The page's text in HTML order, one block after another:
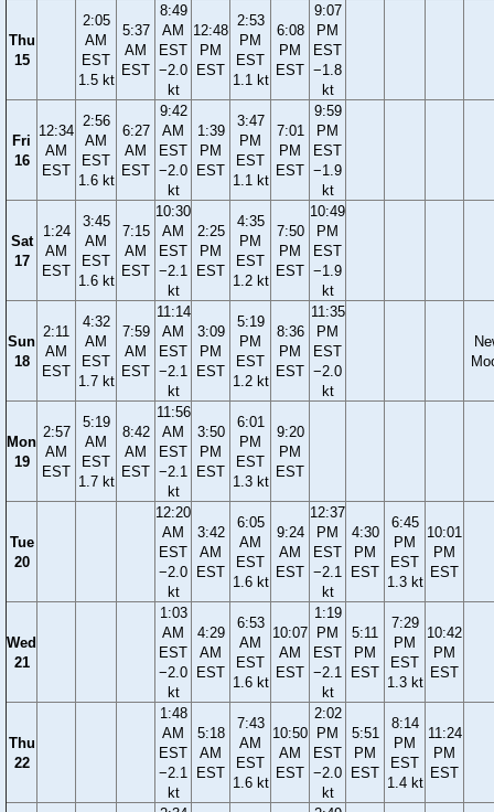
Thu
15
2:05
AM
EST
1.5 kt
5:37
AM
EST
8:49
AM
EST
−2.0
kt
12:48
PM
EST
2:53
PM
EST
1.1 kt
6:08
PM
EST
9:07
PM
EST
−1.8
kt
Fri
16
12:34
AM
EST
2:56
AM
EST
1.6 kt
6:27
AM
EST
9:42
AM
EST
−2.0
kt
1:39
PM
EST
3:47
PM
EST
1.1 kt
7:01
PM
EST
9:59
PM
EST
−1.9
kt
Sat
17
1:24
AM
EST
3:45
AM
EST
1.6 kt
7:15
AM
EST
10:30
AM
EST
−2.1
kt
2:25
PM
EST
4:35
PM
EST
1.2 kt
7:50
PM
EST
10:49
PM
EST
−1.9
kt
Sun
18
2:11
AM
EST
4:32
AM
EST
1.7 kt
7:59
AM
EST
11:14
AM
EST
−2.1
kt
3:09
PM
EST
5:19
PM
EST
1.2 kt
8:36
PM
EST
11:35
PM
EST
−2.0
kt
Mon
19
2:57
AM
EST
5:19
AM
EST
1.7 kt
8:42
AM
EST
11:56
AM
EST
−2.1
kt
3:50
PM
EST
6:01
PM
EST
1.3 kt
9:20
PM
EST
Tue
20
12:20
AM
EST
−2.0
kt
3:42
AM
EST
6:05
AM
EST
1.6 kt
9:24
AM
EST
12:37
PM
EST
−2.1
kt
4:30
PM
EST
6:45
PM
EST
1.3 kt
10:01
PM
EST
Wed
21
1:03
AM
EST
−2.0
kt
4:29
AM
EST
6:53
AM
EST
1.6 kt
10:07
AM
EST
1:19
PM
EST
−2.1
kt
5:11
PM
EST
7:29
PM
EST
1.3 kt
10:42
PM
EST
Thu
22
1:48
AM
EST
−2.1
kt
5:18
AM
EST
7:43
AM
EST
1.6 kt
10:50
AM
EST
2:02
PM
EST
−2.0
kt
5:51
PM
EST
8:14
PM
EST
1.4 kt
11:24
PM
EST